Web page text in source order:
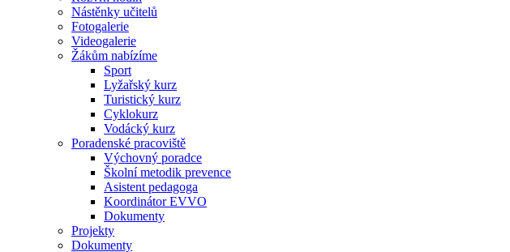
Nástěnky učitelů
Fotogalerie
Videogalerie
Žákům nabízíme
Sport
Lyžařský kurz
Turistický kurz
Cyklokurz
Vodácký kurz
Poradenské pracoviště
Výchovný poradce
Školní metodik prevence
Asistent pedagoga
Koordinátor EVVO
Dokumenty
Projekty
Dokumenty